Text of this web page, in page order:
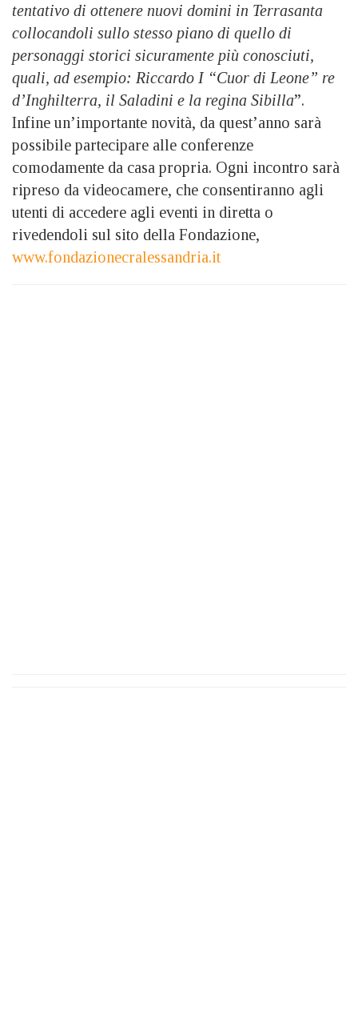
tentativo di ottenere nuovi domini in Terrasanta
collocandoli sullo stesso piano di quello di
personaggi storici sicuramente più conosciuti,
quali, ad esempio: Riccardo I “Cuor di Leone” re
d’Inghilterra, il Saladini e la regina Sibilla”.
Infine un’importante novità, da quest’anno sarà
possibile partecipare alle conferenze
comodamente da casa propria. Ogni incontro sarà
ripreso da videocamere, che consentiranno agli
utenti di accedere agli eventi in diretta o
rivedendoli sul sito della Fondazione,
www.fondazionecralessandria.it